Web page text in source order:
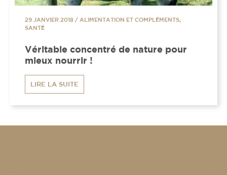
29 JANVIER 2018 / ALIMENTATION ET COMPLÉMENTS,
SANTÉ
Véritable concentré de nature pour
mieux nourrir !
LIRE LA SUITE